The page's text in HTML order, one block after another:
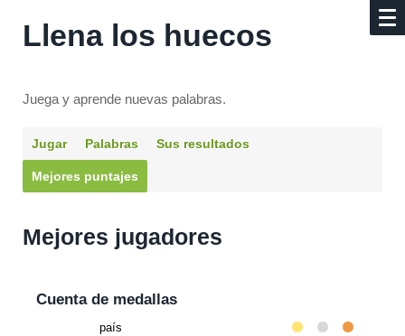
Llena los huecos
Juega y aprende nuevas palabras.
Jugar Palabras Sus resultados
Mejores puntajes
Mejores jugadores
Cuenta de medallas
país